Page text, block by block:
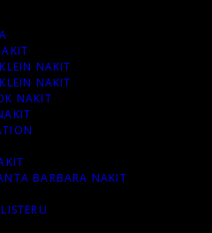
NAKIT
NAKIT
NAKIT
BARBARA NAKIT